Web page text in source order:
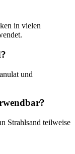
in vielen
und
Strahlsand teilweise